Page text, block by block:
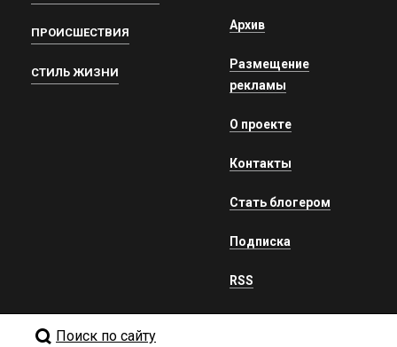
ПРОИСШЕСТВИЯ
СТИЛЬ ЖИЗНИ
Архив
Размещение
рекламы
О проекте
Контакты
Стать блогером
Подписка
RSS
Поиск по сайту